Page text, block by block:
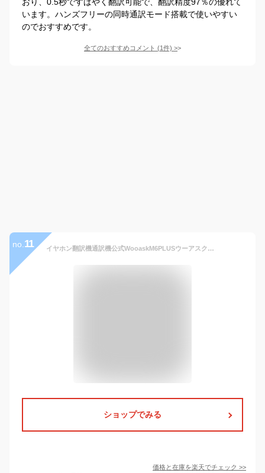
います。ハンズフリーの同時通訳モード搭載で使いやすい
のでおすすめです。
全てのおすすめコメント (1件) >
no. 11 イヤホン翻訳機通訳機公式WooaskM6PLUSウーアスクプラス【オフライン対応版】イヤホン型AI翻訳機オフライン翻訳機127言語対応高精度通話音楽再生可能Bluetoothハンズフリートーク英語中国語…
ショップでみる
価格と在庫を楽天でチェック >>